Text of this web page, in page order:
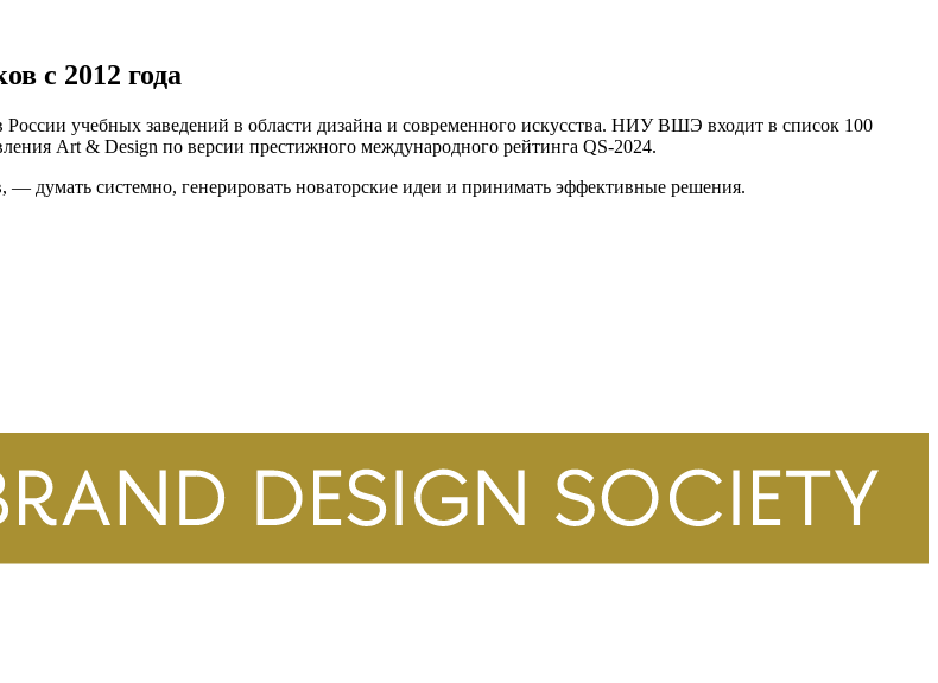
с 2012 года
учебных заведений в области дизайна и современного искусства. НИУ ВШЭ входит в список 100
Art & Design по версии престижного международного рейтинга QS-2024.
думать системно, генерировать новаторские идеи и принимать эффективные решения.